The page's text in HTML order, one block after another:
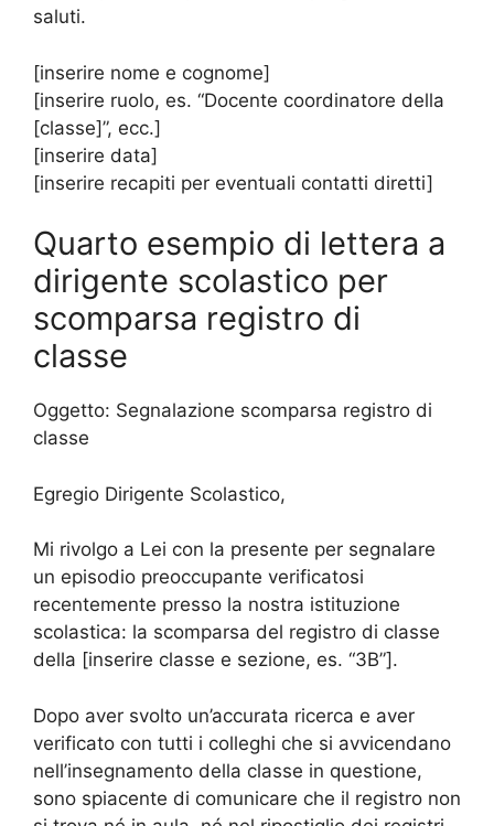
saluti.
[inserire nome e cognome]
[inserire ruolo, es. “Docente coordinatore della
[classe]”, ecc.]
[inserire data]
[inserire recapiti per eventuali contatti diretti]
Quarto esempio di lettera a
dirigente scolastico per
scomparsa registro di
classe
Oggetto: Segnalazione scomparsa registro di
classe
Egregio Dirigente Scolastico,
Mi rivolgo a Lei con la presente per segnalare
un episodio preoccupante verificatosi
recentemente presso la nostra istituzione
scolastica: la scomparsa del registro di classe
della [inserire classe e sezione, es. “3B”].
Dopo aver svolto un’accurata ricerca e aver
verificato con tutti i colleghi che si avvicendano
nell’insegnamento della classe in questione,
sono spiacente di comunicare che il registro non